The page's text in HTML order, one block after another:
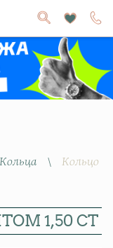
Кольца \ Кольцо
1,50 CT